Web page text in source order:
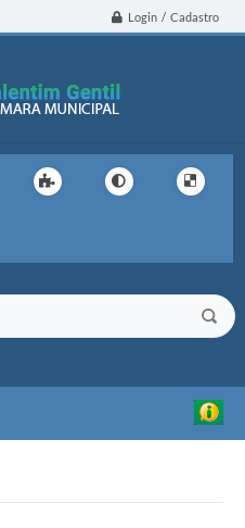
Login / Cadastro